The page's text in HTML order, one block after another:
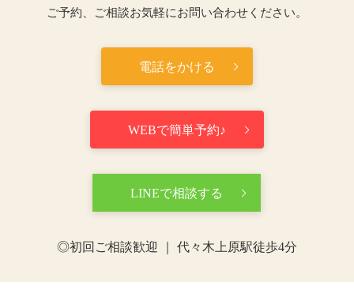
ご予約、ご相談お気軽にお問い合わせください。
電話をかける
WEBで簡単予約♪
LINEで相談する
◎初回ご相談歓迎 ｜ 代々木上原駅徒歩4分